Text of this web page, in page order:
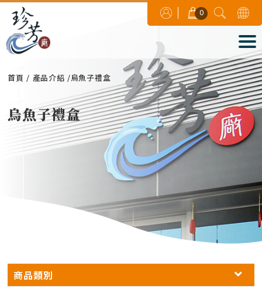
0
首頁 產品介紹 烏魚子禮盒
烏魚子禮盒
商品類別